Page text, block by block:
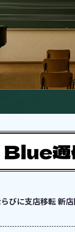
びに支店移転 新